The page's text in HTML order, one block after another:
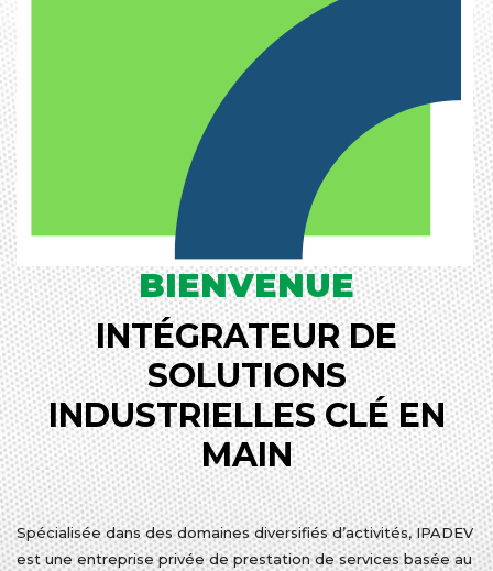
BIENVENUE
INTÉGRATEUR DE
SOLUTIONS
INDUSTRIELLES CLÉ EN
MAIN
Spécialisée dans des domaines diversifiés d’activités, IPADEV
est une entreprise privée de prestation de services basée au